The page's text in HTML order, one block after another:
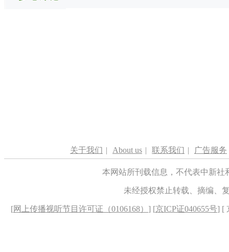
关于我们 | About us | 联系我们 | 广告服务
本网站所刊载信息，不代表中新
未经授权禁止转载、摘编、
[网上传播视听节目许可证（0106168） ] [京ICP证040655号] [